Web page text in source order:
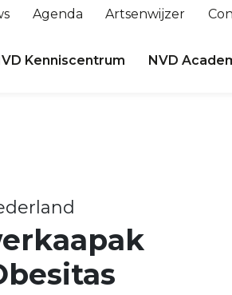
Agenda Artsenwijzer
Kenniscentrum NVD